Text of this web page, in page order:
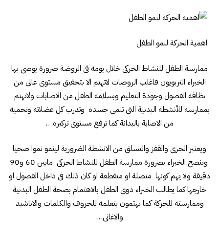
اهمية الحركة لنمو الطفل
ممارسة الطفل للنشاط الحركى خلال يومه فى الروضة ضرورة يوصى بها
الخبراء التربويون فاغلب الروضات لاتهتم الا بتحقيق مستوى عالى من
نظافة الفصول وجودة التعليم وبسلامة الطفل من الاصابات ولاتهتم
بممارسة للأنشطة البدنية التى تنمى جسده وتدرب كل عضلاته وتحميه
من الاصابة بالبدانة كما ترفع مستوى تركيزه ..
ويعتبر الجرى والقفز والتسلق من الانشطة الضرورية لينمو نموا صحيا
وينصح الخبراء بضرورة ممارسة الطفل للنشاط الحركى مابين 60 و90
دقيقة ولا يهم كونها متصلة او متقطعة او كان ذلك فى داخل الفصول او
خارجها كما يطالب الخبراء ذوى الطفل بالاهتمام بصحة الطفل البدنية
وممارسته للحركة كما يهتمون بتعلمه للحروف والكلمات والاناشيد
والاغانى…